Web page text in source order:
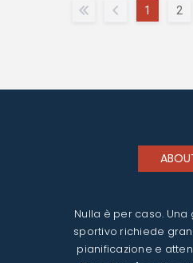
1 2
Nulla è per caso.
sportivo richiede
pianificazione e